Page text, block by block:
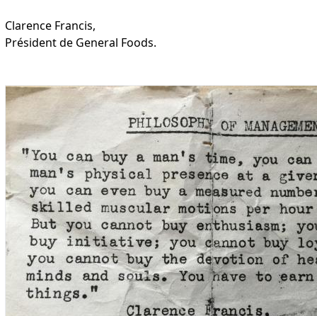
Clarence Francis,
Président de General Foods.